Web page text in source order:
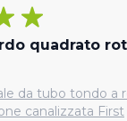
quadrato
da tubo tondo a
canalizzata First